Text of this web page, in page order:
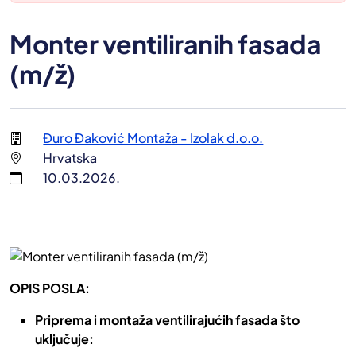
Monter ventiliranih fasada
(m/ž)
Đuro Đaković Montaža - Izolak d.o.o.
Hrvatska
10.03.2026.
OPIS POSLA:
Priprema i montaža ventilirajućih fasada što
uključuje: